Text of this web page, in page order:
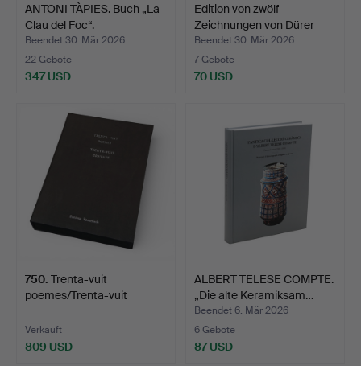
ANTONI TÀPIES. Buch „La
Clau del Foc“.
Beendet 30. Mär 2026
22 Gebote
347 USD
Edition von zwölf
Zeichnungen von Dürer
vo…
Beendet 30. Mär 2026
7 Gebote
70 USD
750. Trenta-vuit
poemes/Trenta-vuit
Verkauft
809 USD
ALBERT TELESE COMPTE.
„Die alte Keramiksam…
Beendet 6. Mär 2026
6 Gebote
87 USD